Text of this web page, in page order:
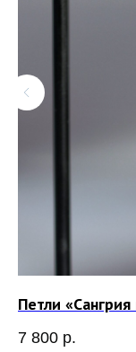
Петли
7 800 р.